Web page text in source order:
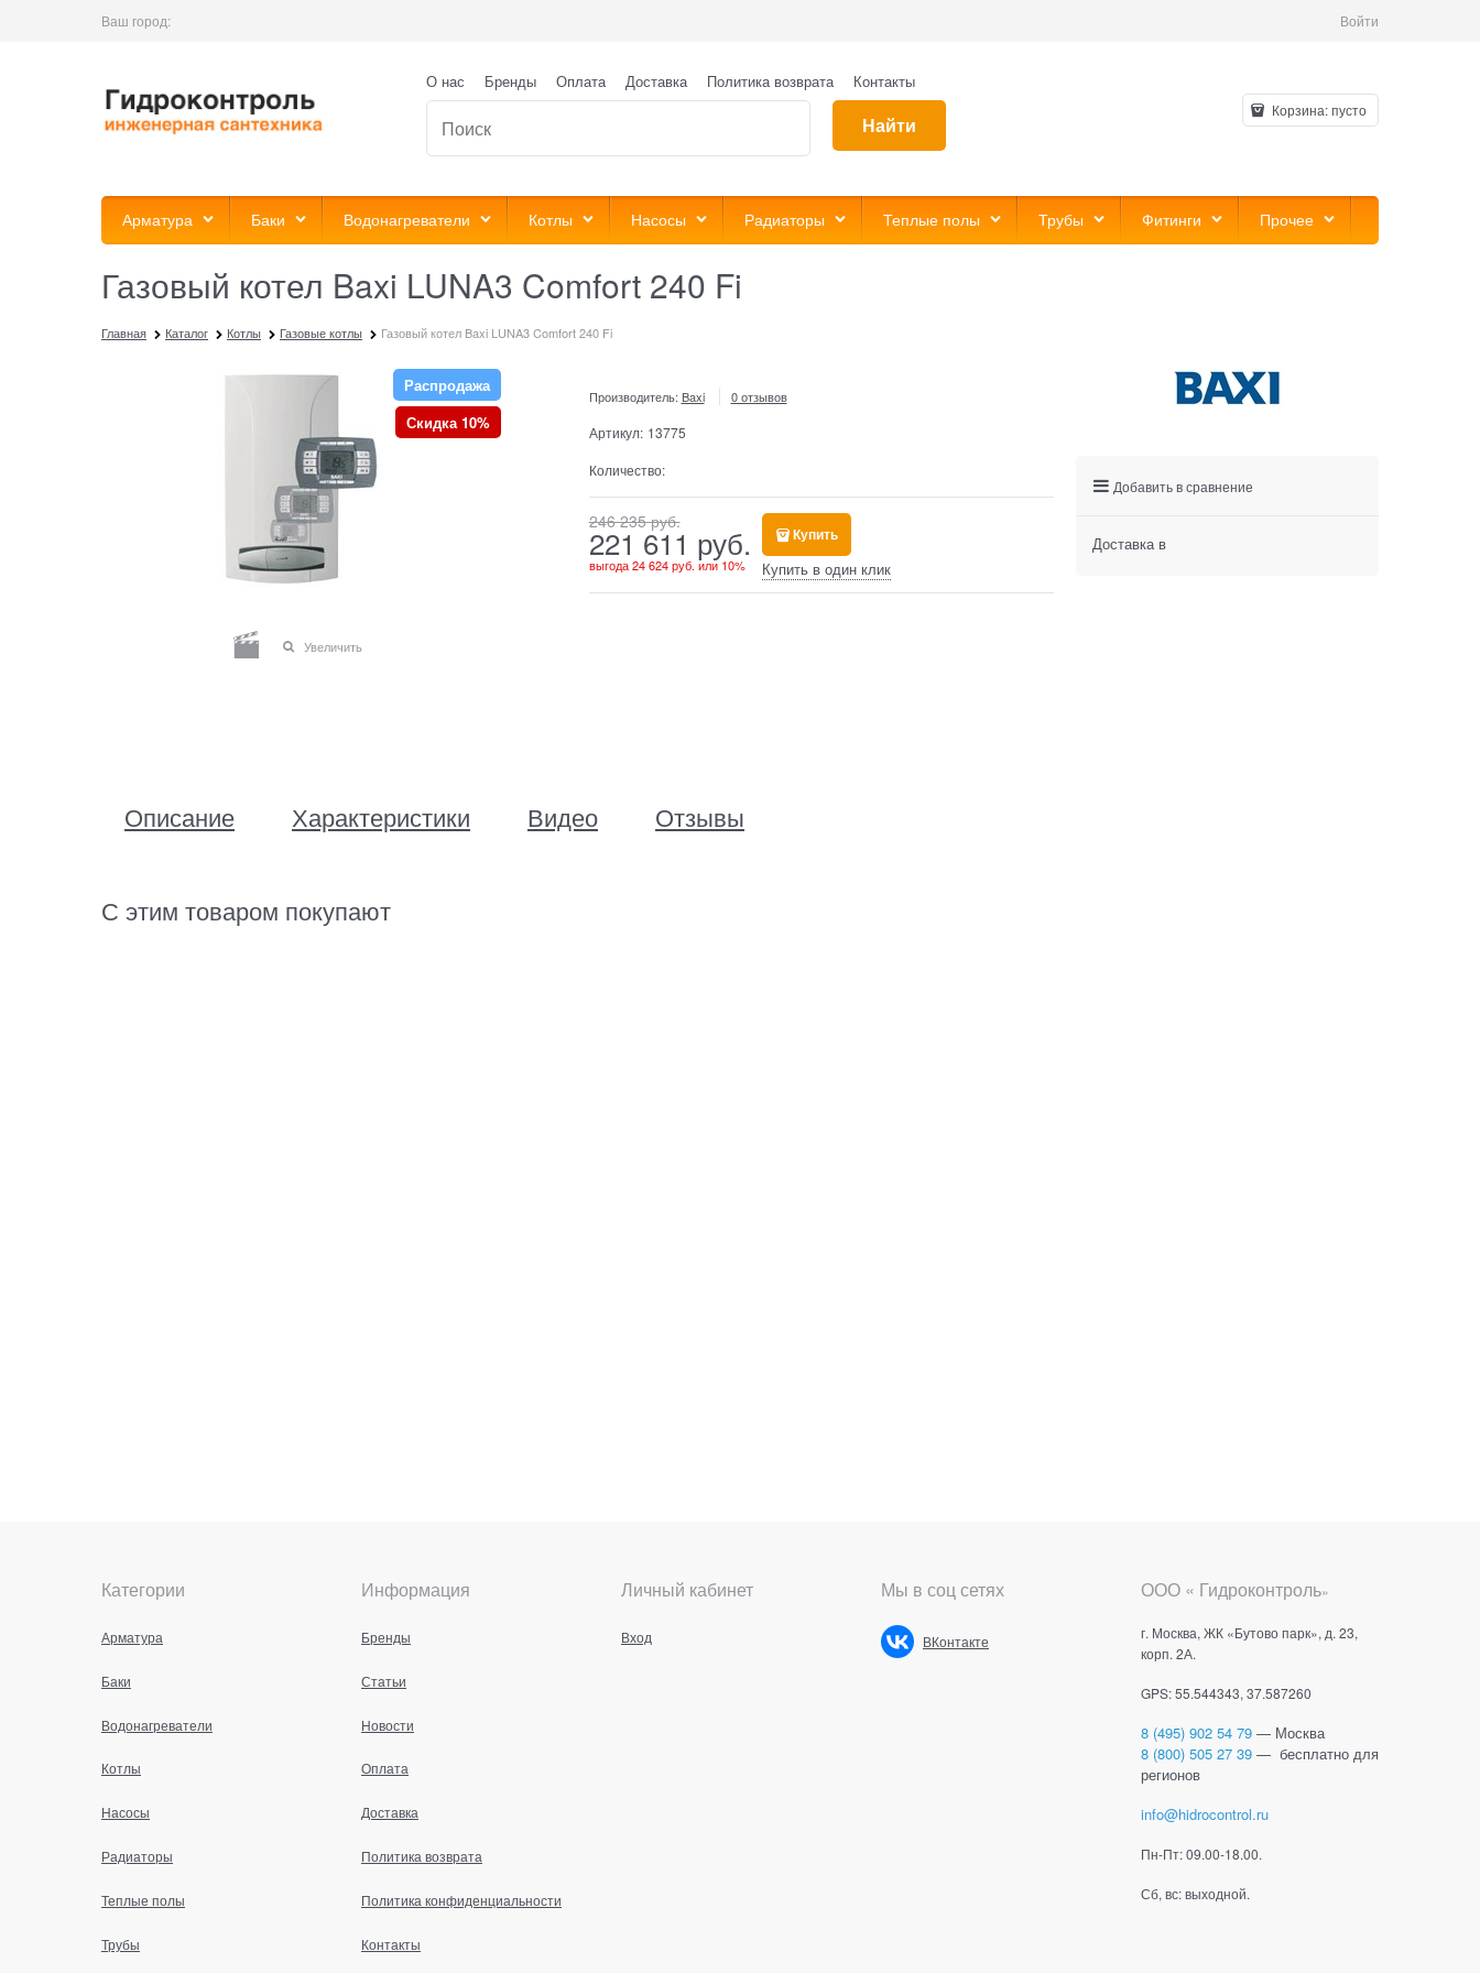
Ваш город: Войти
О нас Бренды Оплата Доставка Политика возврата Контакты
Найти
Корзина:пусто
Арматура Баки Водонагреватели Котлы Насосы Радиаторы Теплые полы Трубы Фитинги Прочее
Газовый котел Baxi LUNA3 Comfort 240 Fi
Главная Каталог Котлы Газовые котлы Газовый котел Baxi LUNA3 Comfort 240 Fi
Распродажа
Скидка 10%
Увеличить
Производитель: Baxi 0 отзывов
Артикул: 13775
Количество:
246 235 руб.
221 611 руб.
выгода24 624 руб. или10%
Купить
Купить в один клик
Описание Характеристики Видео Отзывы
С этим товаром покупают
Добавить в сравнение
Доставка в
Категории
Арматура
Баки
Водонагреватели
Котлы
Насосы
Радиаторы
Теплые полы
Трубы
Информация
Бренды
Статьи
Новости
Оплата
Доставка
Политика возврата
Политика конфиденциальности
Контакты
Личный кабинет
Вход
Мы в соц сетях
ВКонтакте
ООО « Гидроконтроль»
г. Москва, ЖК «Бутово парк», д. 23,
корп. 2А.
GPS: 55.544343, 37.587260
8 (495) 902 54 79 — Москва
8 (800) 505 27 39 — бесплатно для
регионов
info@hidrocontrol.ru
Пн-Пт: 09.00-18.00.
Сб, вс: выходной.